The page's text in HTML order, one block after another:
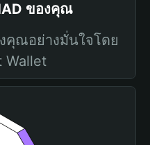
ของคุณ
คุณอย่างมั่นใจโดย
Wallet